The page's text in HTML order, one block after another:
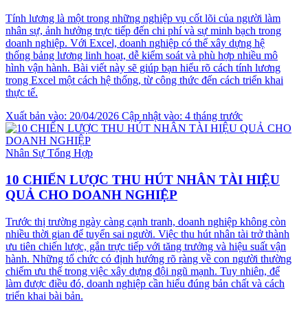
Tính lương là một trong những nghiệp vụ cốt lõi của người làm
nhân sự, ảnh hưởng trực tiếp đến chi phí và sự minh bạch trong
doanh nghiệp. Với Excel, doanh nghiệp có thể xây dựng hệ
thống bảng lương linh hoạt, dễ kiểm soát và phù hợp nhiều mô
hình vận hành. Bài viết này sẽ giúp bạn hiểu rõ cách tính lương
trong Excel một cách hệ thống, từ công thức đến cách triển khai
thực tế.
Xuất bản vào: 20/04/2026 Cập nhật vào: 4 tháng trước
Nhân Sự Tổng Hợp
10 CHIẾN LƯỢC THU HÚT NHÂN TÀI HIỆU
QUẢ CHO DOANH NGHIỆP
Trước thị trường ngày càng cạnh tranh, doanh nghiệp không còn
nhiều thời gian để tuyển sai người. Việc thu hút nhân tài trở thành
ưu tiên chiến lược, gắn trực tiếp với tăng trưởng và hiệu suất vận
hành. Những tổ chức có định hướng rõ ràng về con người thường
chiếm ưu thế trong việc xây dựng đội ngũ mạnh. Tuy nhiên, để
làm được điều đó, doanh nghiệp cần hiểu đúng bản chất và cách
triển khai bài bản.